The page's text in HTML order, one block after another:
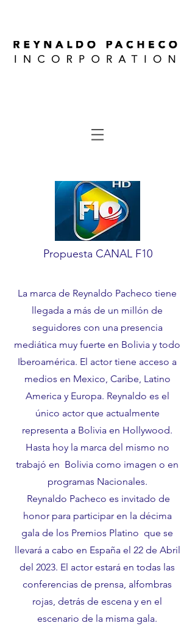
Propuesta CANAL F10
La marca de Reynaldo Pacheco tiene
llegada a más de un millón de
seguidores con una presencia
mediática muy fuerte en Bolivia y todo
Iberoamérica. El actor tiene acceso a
medios en Mexico, Caribe, Latino
America y Europa. Reynaldo es el
único actor que actualmente
representa a Bolivia en Hollywood.
Hasta hoy la marca del mismo no
trabajó en Bolivia como imagen o en
programas Nacionales.
Reynaldo Pacheco es invitado de
honor para participar en la décima
gala de los Premios Platino que se
llevará a cabo en España el 22 de Abril
del 2023. El actor estará en todas las
conferencias de prensa, alfombras
rojas, detrás de escena y en el
escenario de la misma gala.